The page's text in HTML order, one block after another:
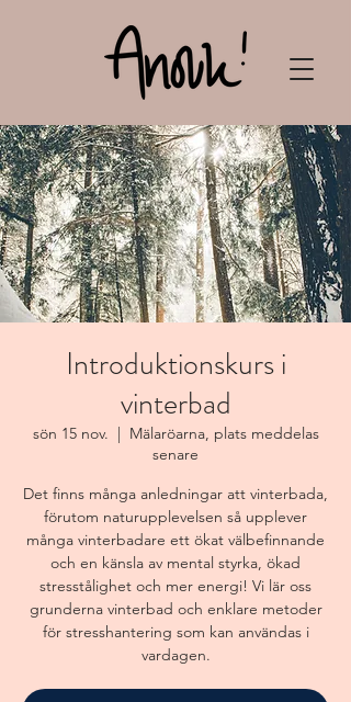
Introduktionskurs i
vinterbad
sön 15 nov.
  |
Mälaröarna, plats meddelas
senare
Det finns många anledningar att vinterbada,
förutom naturupplevelsen så upplever
många vinterbadare ett ökat välbefinnande
och en känsla av mental styrka, ökad
stresstålighet och mer energi! Vi lär oss
grunderna vinterbad och enklare metoder
för stresshantering som kan användas i
vardagen.